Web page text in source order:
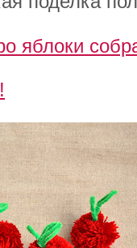
яблоки